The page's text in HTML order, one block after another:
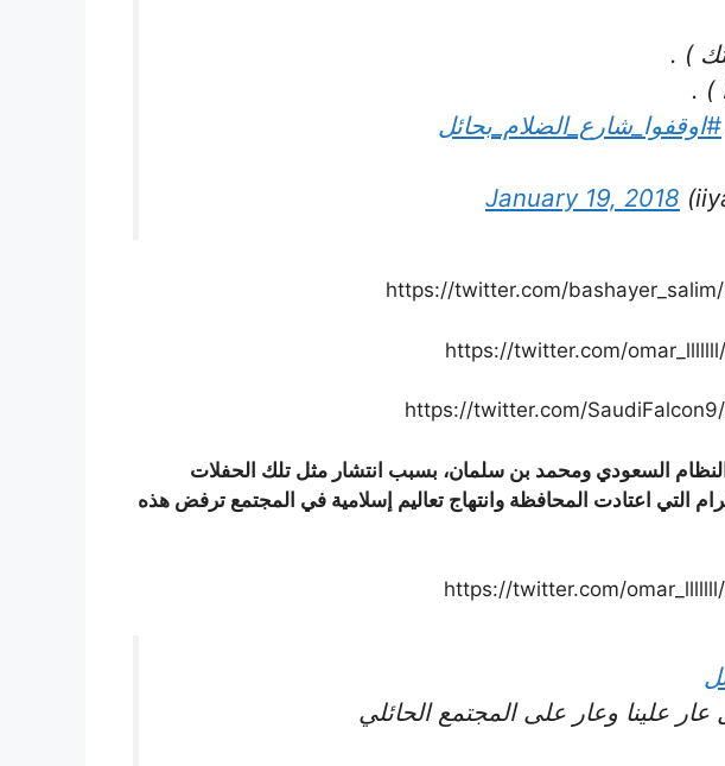
) .
) .
#اوقفوا_شارع_الضلام_بحائل
January 19, 2018
https://twitter.com/
https://twitter.com/
https://twitter.com/
السعودي ومحمد بن سلمان، بسبب انتشار مثل تلك الحفلات
التي اعتادت المحافظة وانتهاج تعاليم إسلامية في المجتمع ترفض هذه
https://twitter.com/
علينا وعار على المجتمع الحائلي